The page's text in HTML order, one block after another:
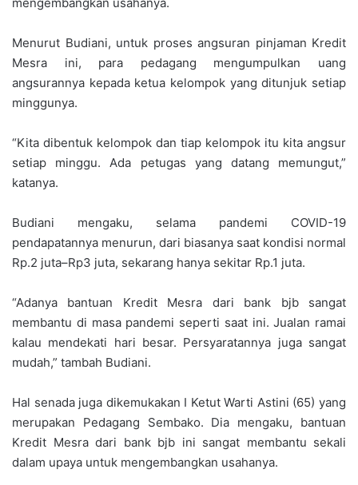
Menurut Budiani, untuk proses angsuran pinjaman Kredit
Mesra ini, para pedagang mengumpulkan uang
angsurannya kepada ketua kelompok yang ditunjuk setiap
minggunya.
“Kita dibentuk kelompok dan tiap kelompok itu kita angsur
setiap minggu. Ada petugas yang datang memungut,”
katanya.
Budiani mengaku, selama pandemi COVID-19
pendapatannya menurun, dari biasanya saat kondisi normal
Rp.2 juta–Rp3 juta, sekarang hanya sekitar Rp.1 juta.
“Adanya bantuan Kredit Mesra dari bank bjb sangat
membantu di masa pandemi seperti saat ini. Jualan ramai
kalau mendekati hari besar. Persyaratannya juga sangat
mudah,” tambah Budiani.
Hal senada juga dikemukakan I Ketut Warti Astini (65) yang
merupakan Pedagang Sembako. Dia mengaku, bantuan
Kredit Mesra dari bank bjb ini sangat membantu sekali
dalam upaya untuk mengembangkan usahanya.